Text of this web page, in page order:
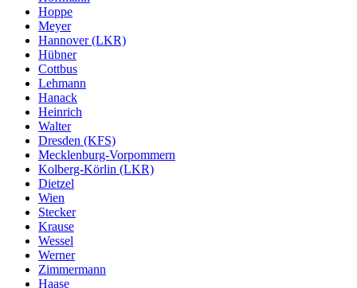
Hoppe
Meyer
Hannover (LKR)
Hübner
Cottbus
Lehmann
Hanack
Heinrich
Walter
Dresden (KFS)
Mecklenburg-Vorpommern
Kolberg-Körlin (LKR)
Dietzel
Wien
Stecker
Krause
Wessel
Werner
Zimmermann
Haase